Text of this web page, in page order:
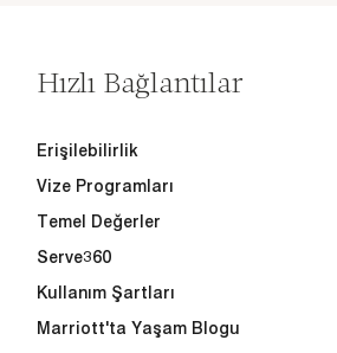
Hızlı Bağlantılar
Erişilebilirlik
Vize Programları
Temel Değerler
Serve360
Kullanım Şartları
Marriott'ta Yaşam Blogu